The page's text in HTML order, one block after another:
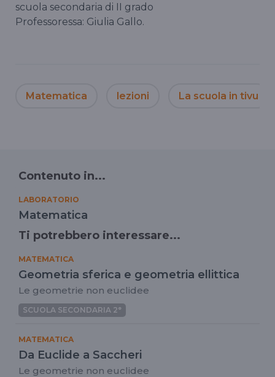
scuola secondaria di II grado
Professoressa: Giulia Gallo.
Matematica lezioni La scuola in tivu
Contenuto in...
LABORATORIO
Matematica
Ti potrebbero interessare...
MATEMATICA
Geometria sferica e geometria ellittica
Le geometrie non euclidee
SCUOLA SECONDARIA 2°
MATEMATICA
Da Euclide a Saccheri
Le geometrie non euclidee